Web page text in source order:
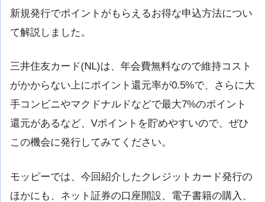
新規発行でポイントがもらえるお得な申込方法につい
て解説しました。
三井住友カード(NL)は、年会費無料なので維持コスト
がかからない上にポイント還元率が0.5%で、さらに大
手コンビニやマクドナルドなどで最大7%のポイント
還元があるなど、Vポイントを貯めやすいので、ぜひ
この機会に発行してみてください。
モッピーでは、今回紹介したクレジットカード発行の
ほかにも、ネット証券の口座開設、電子書籍の購入、